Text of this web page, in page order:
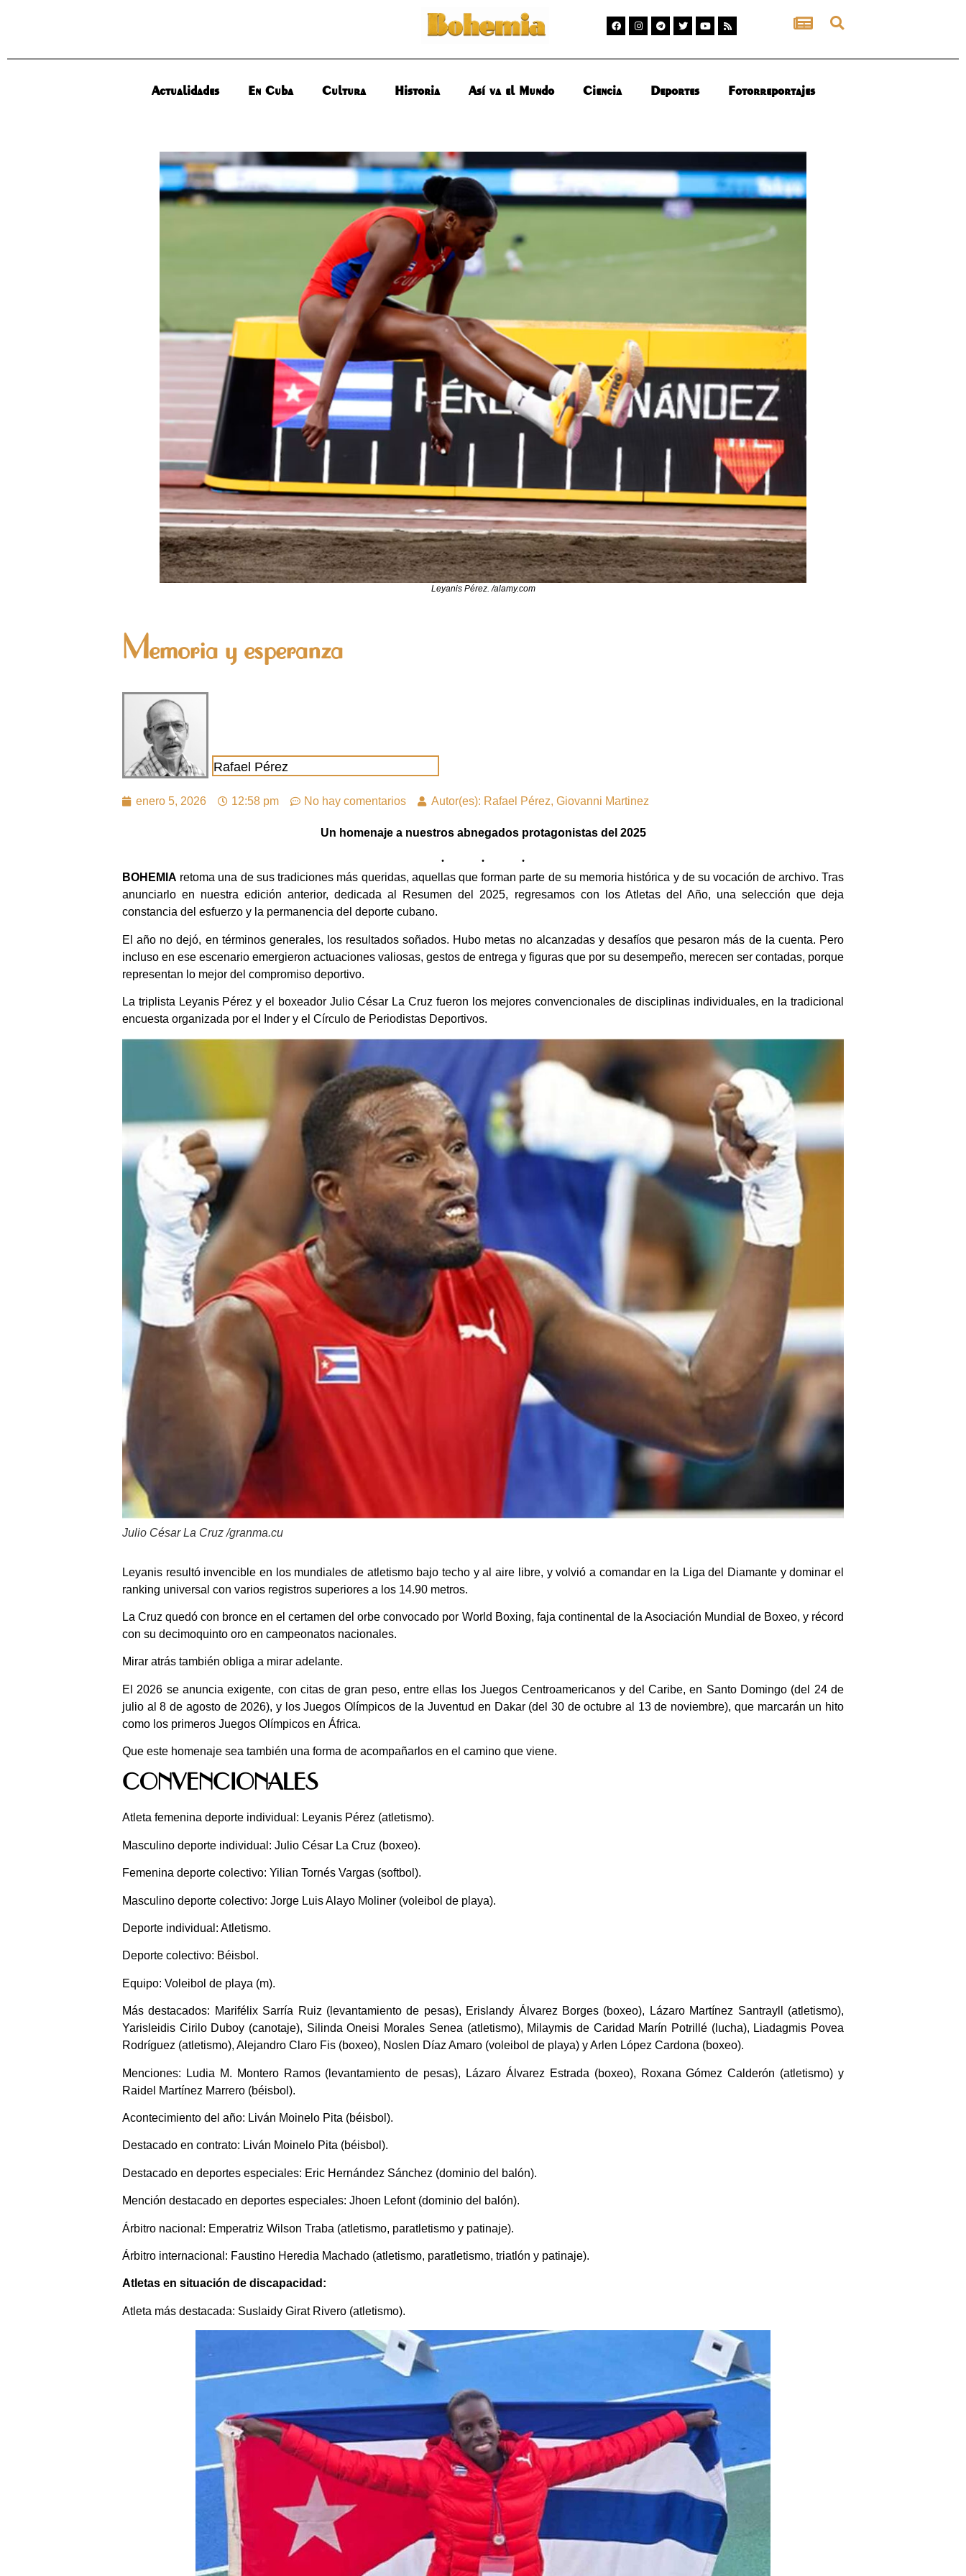
Actualidades En Cuba Cultura Historia Así va el Mundo Ciencia Deportes Fotorreportajes
Leyanis Pérez. /alamy.com
Memoria y esperanza
Rafael Pérez
enero 5, 2026 12:58 pm No hay comentarios Autor(es): Rafael Pérez, Giovanni Martinez
Un homenaje a nuestros abnegados protagonistas del 2025
BOHEMIA retoma una de sus tradiciones más queridas, aquellas que forman parte de su memoria histórica y de su vocación de archivo. Tras
anunciarlo en nuestra edición anterior, dedicada al Resumen del 2025, regresamos con los Atletas del Año, una selección que deja
constancia del esfuerzo y la permanencia del deporte cubano.
El año no dejó, en términos generales, los resultados soñados. Hubo metas no alcanzadas y desafíos que pesaron más de la cuenta. Pero
incluso en ese escenario emergieron actuaciones valiosas, gestos de entrega y figuras que por su desempeño, merecen ser contadas, porque
representan lo mejor del compromiso deportivo.
La triplista Leyanis Pérez y el boxeador Julio César La Cruz fueron los mejores convencionales de disciplinas individuales, en la tradicional
encuesta organizada por el Inder y el Círculo de Periodistas Deportivos.
Julio César La Cruz /granma.cu
Leyanis resultó invencible en los mundiales de atletismo bajo techo y al aire libre, y volvió a comandar en la Liga del Diamante y dominar el
ranking universal con varios registros superiores a los 14.90 metros.
La Cruz quedó con bronce en el certamen del orbe convocado por World Boxing, faja continental de la Asociación Mundial de Boxeo, y récord
con su decimoquinto oro en campeonatos nacionales.
Mirar atrás también obliga a mirar adelante.
El 2026 se anuncia exigente, con citas de gran peso, entre ellas los Juegos Centroamericanos y del Caribe, en Santo Domingo (del 24 de
julio al 8 de agosto de 2026), y los Juegos Olímpicos de la Juventud en Dakar (del 30 de octubre al 13 de noviembre), que marcarán un hito
como los primeros Juegos Olímpicos en África.
Que este homenaje sea también una forma de acompañarlos en el camino que viene.
CONVENCIONALES
Atleta femenina deporte individual: Leyanis Pérez (atletismo).
Masculino deporte individual: Julio César La Cruz (boxeo).
Femenina deporte colectivo: Yilian Tornés Vargas (softbol).
Masculino deporte colectivo: Jorge Luis Alayo Moliner (voleibol de playa).
Deporte individual: Atletismo.
Deporte colectivo: Béisbol.
Equipo: Voleibol de playa (m).
Más destacados: Marifélix Sarría Ruiz (levantamiento de pesas), Erislandy Álvarez Borges (boxeo), Lázaro Martínez Santrayll (atletismo),
Yarisleidis Cirilo Duboy (canotaje), Silinda Oneisi Morales Senea (atletismo), Milaymis de Caridad Marín Potrillé (lucha), Liadagmis Povea
Rodríguez (atletismo), Alejandro Claro Fis (boxeo), Noslen Díaz Amaro (voleibol de playa) y Arlen López Cardona (boxeo).
Menciones: Ludia M. Montero Ramos (levantamiento de pesas), Lázaro Álvarez Estrada (boxeo), Roxana Gómez Calderón (atletismo) y
Raidel Martínez Marrero (béisbol).
Acontecimiento del año: Liván Moinelo Pita (béisbol).
Destacado en contrato: Liván Moinelo Pita (béisbol).
Destacado en deportes especiales: Eric Hernández Sánchez (dominio del balón).
Mención destacado en deportes especiales: Jhoen Lefont (dominio del balón).
Árbitro nacional: Emperatriz Wilson Traba (atletismo, paratletismo y patinaje).
Árbitro internacional: Faustino Heredia Machado (atletismo, paratletismo, triatlón y patinaje).
Atletas en situación de discapacidad:
Atleta más destacada: Suslaidy Girat Rivero (atletismo).